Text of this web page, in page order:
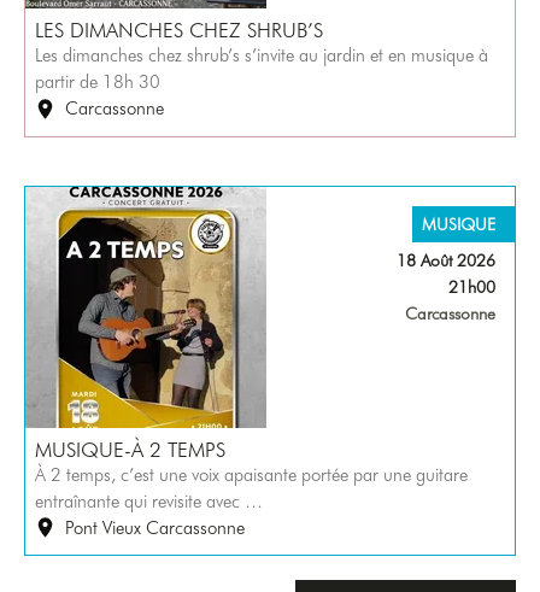
LES DIMANCHES CHEZ SHRUB’S
Les dimanches chez shrub’s s’invite au jardin et en musique à
partir de 18h 30
Carcassonne
MUSIQUE
18 Août 2026
21h00
Carcassonne
MUSIQUE-À 2 TEMPS
À 2 temps, c’est une voix apaisante portée par une guitare
entraînante qui revisite avec …
Pont Vieux Carcassonne